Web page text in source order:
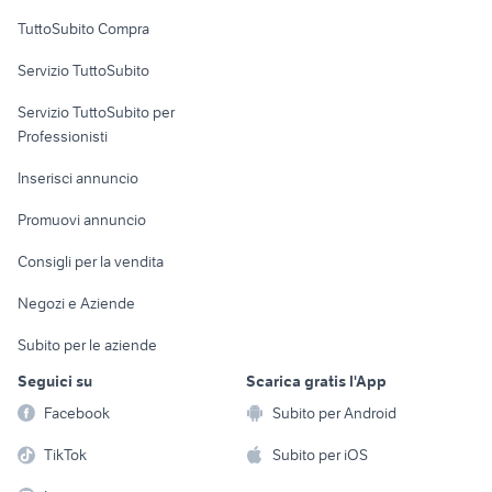
Informatica
Console e
Fotografia
Telefonia
Biciclette
TuttoSubito Compra
Servizio TuttoSubito
Servizio TuttoSubito per
Professionisti
Inserisci annuncio
Promuovi annuncio
Consigli per la vendita
Negozi e Aziende
Subito per le aziende
Seguici su
Facebook
TikTok
Scarica gratis l'App
Subito per Android
Subito per iOS